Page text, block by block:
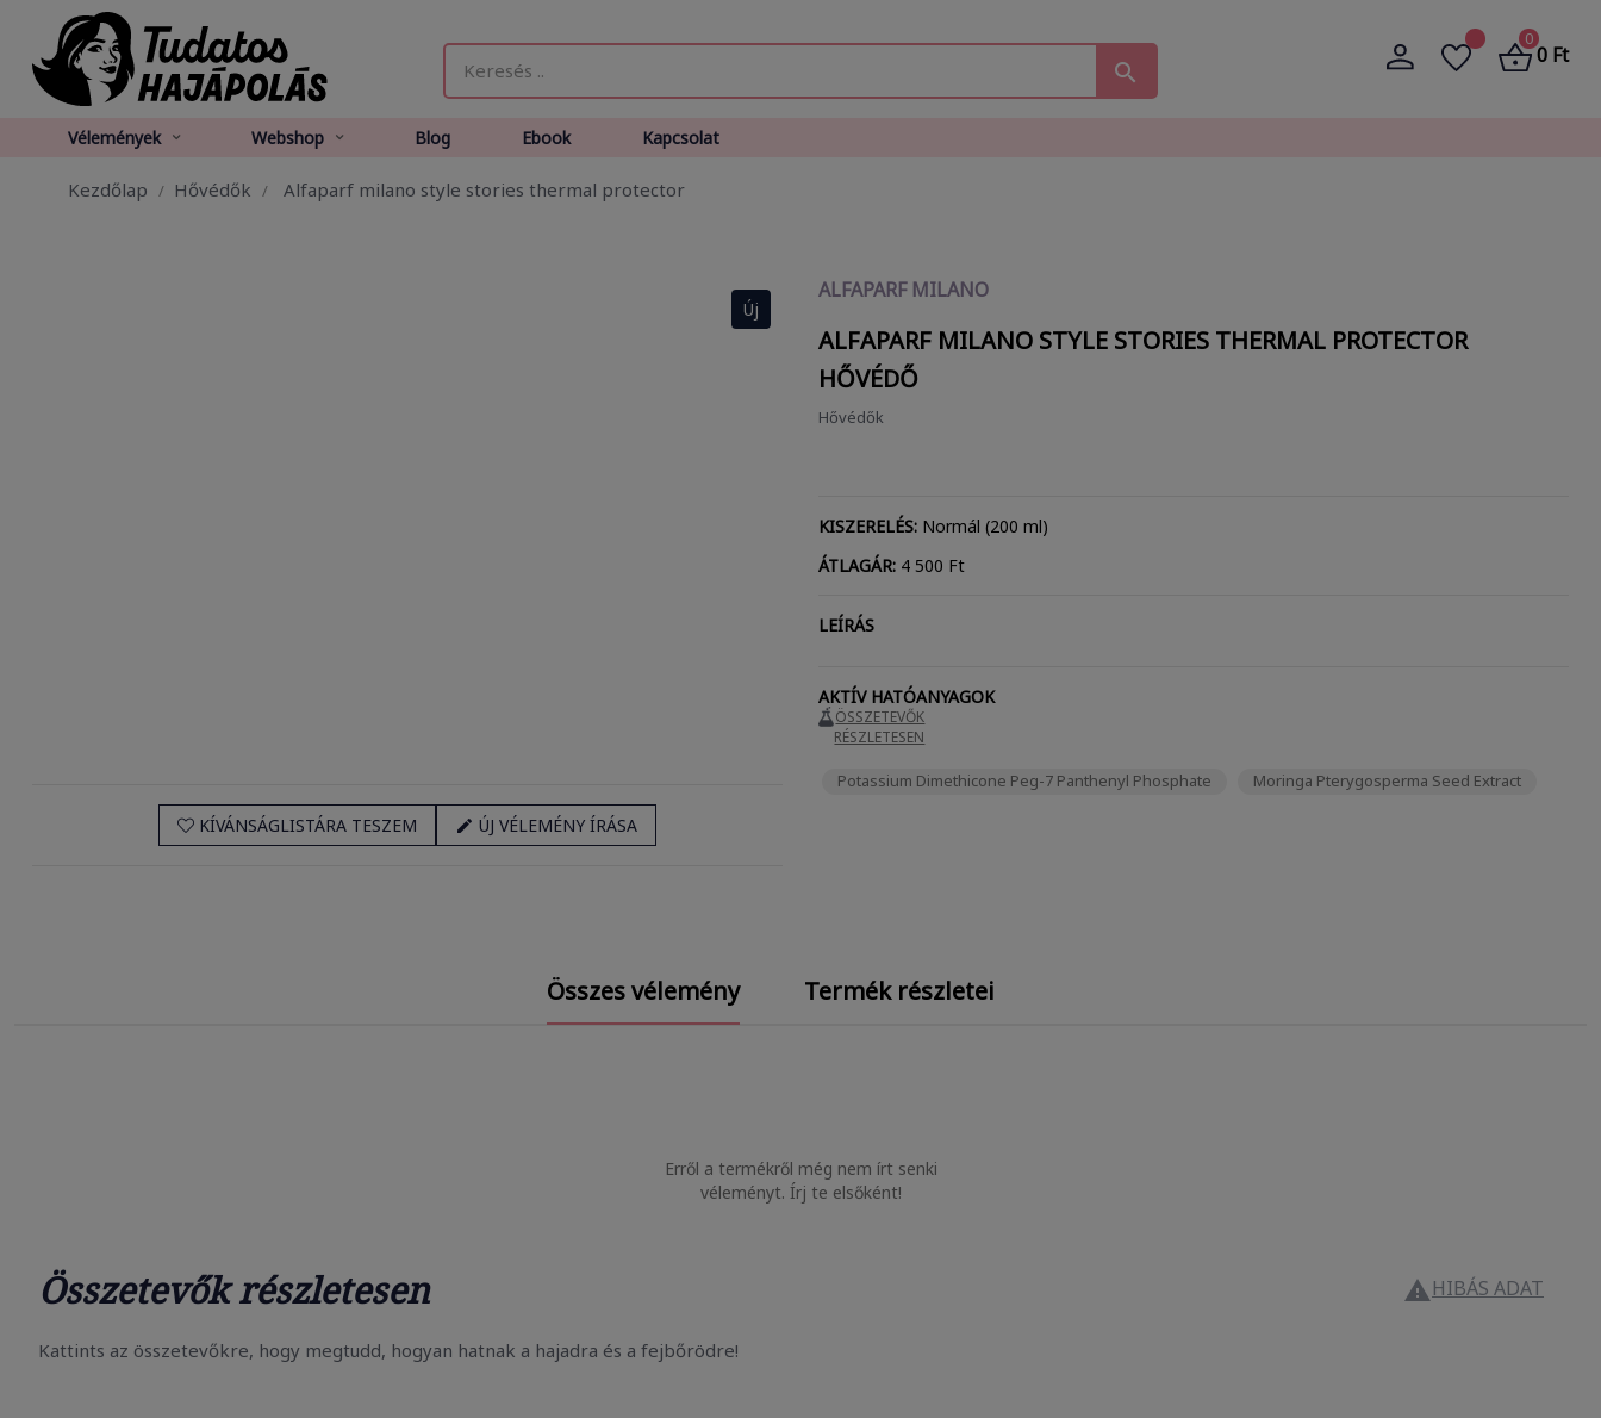
search
0
0 Ft
Vélemények Webshop Blog Ebook Kapcsolat
Kezdőlap Hővédők Alfaparf milano style stories thermal protector
Új
KÍVÁNSÁGLISTÁRA TESZEM  ÚJ VÉLEMÉNY ÍRÁSA
ALFAPARF MILANO
ALFAPARF MILANO STYLE STORIES THERMAL PROTECTOR
HŐVÉDŐ
Hővédők
KISZERELÉS: Normál (200 ml)
ÁTLAGÁR: 4 500 Ft
LEÍRÁS
AKTÍV HATÓANYAGOK
ÖSSZETEVŐK
RÉSZLETESEN
Potassium Dimethicone Peg-7 Panthenyl Phosphate Moringa Pterygosperma Seed Extract
Összes vélemény Termék részletei
Erről a termékről még nem írt senki
véleményt. Írj te elsőként!
HIBÁS ADAT
Összetevők részletesen
Kattints az összetevőkre, hogy megtudd, hogyan hatnak a hajadra és a fejbőrödre!